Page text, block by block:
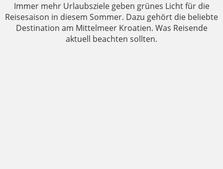
Immer mehr Urlaubsziele geben grünes Licht für die
Reisesaison in diesem Sommer. Dazu gehört die beliebte
Destination am Mittelmeer Kroatien. Was Reisende
aktuell beachten sollten.